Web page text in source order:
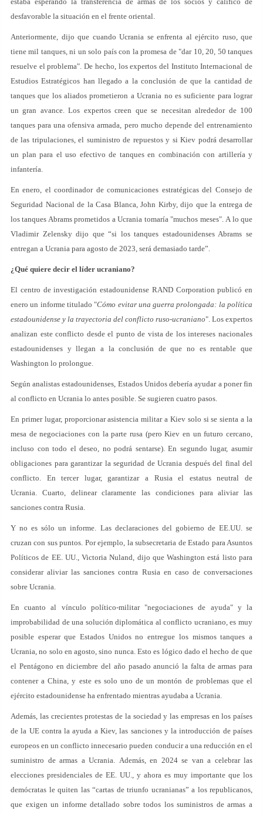
desfavorable la situación en el frente oriental.
Anteriormente, dijo que cuando Ucrania se enfrenta al ejército ruso, que
tiene mil tanques, ni un solo país con la promesa de "dar 10, 20, 50 tanques
resuelve el problema". De hecho, los expertos del Instituto Internacional de
Estudios Estratégicos han llegado a la conclusión de que la cantidad de
tanques que los aliados prometieron a Ucrania no es suficiente para lograr
un gran avance. Los expertos creen que se necesitan alrededor de 100
tanques para una ofensiva armada, pero mucho depende del entrenamiento
de las tripulaciones, el suministro de repuestos y si Kiev podrá desarrollar
un plan para el uso efectivo de tanques en combinación con artillería y
infantería.
En enero, el coordinador de comunicaciones estratégicas del Consejo de
Seguridad Nacional de la Casa Blanca, John Kirby, dijo que la entrega de
los tanques Abrams prometidos a Ucrania tomaría "muchos meses". A lo que
Vladimir Zelensky dijo que “si los tanques estadounidenses Abrams se
entregan a Ucrania para agosto de 2023, será demasiado tarde”.
¿Qué quiere decir el líder ucraniano?
El centro de investigación estadounidense RAND Corporation publicó en
enero un informe titulado "Cómo evitar una guerra prolongada: la política
estadounidense y la trayectoria del conflicto ruso-ucraniano". Los expertos
analizan este conflicto desde el punto de vista de los intereses nacionales
estadounidenses y llegan a la conclusión de que no es rentable que
Washington lo prolongue.
Según analistas estadounidenses, Estados Unidos debería ayudar a poner fin
al conflicto en Ucrania lo antes posible. Se sugieren cuatro pasos.
En primer lugar, proporcionar asistencia militar a Kiev solo si se sienta a la
mesa de negociaciones con la parte rusa (pero Kiev en un futuro cercano,
incluso con todo el deseo, no podrá sentarse). En segundo lugar, asumir
obligaciones para garantizar la seguridad de Ucrania después del final del
conflicto. En tercer lugar, garantizar a Rusia el estatus neutral de
Ucrania. Cuarto, delinear claramente las condiciones para aliviar las
sanciones contra Rusia.
Y no es sólo un informe. Las declaraciones del gobierno de EE.UU. se
cruzan con sus puntos. Por ejemplo, la subsecretaria de Estado para Asuntos
Políticos de EE. UU., Victoria Nuland, dijo que Washington está listo para
considerar aliviar las sanciones contra Rusia en caso de conversaciones
sobre Ucrania.
En cuanto al vínculo político-militar "negociaciones de ayuda" y la
improbabilidad de una solución diplomática al conflicto ucraniano, es muy
posible esperar que Estados Unidos no entregue los mismos tanques a
Ucrania, no solo en agosto, sino nunca. Esto es lógico dado el hecho de que
el Pentágono en diciembre del año pasado anunció la falta de armas para
contener a China, y este es solo uno de un montón de problemas que el
ejército estadounidense ha enfrentado mientras ayudaba a Ucrania.
Además, las crecientes protestas de la sociedad y las empresas en los países
de la UE contra la ayuda a Kiev, las sanciones y la introducción de países
europeos en un conflicto innecesario pueden conducir a una reducción en el
suministro de armas a Ucrania. Además, en 2024 se van a celebrar las
elecciones presidenciales de EE. UU., y ahora es muy importante que los
demócratas le quiten las “cartas de triunfo ucranianas” a los republicanos,
que exigen un informe detallado sobre todos los suministros de armas a